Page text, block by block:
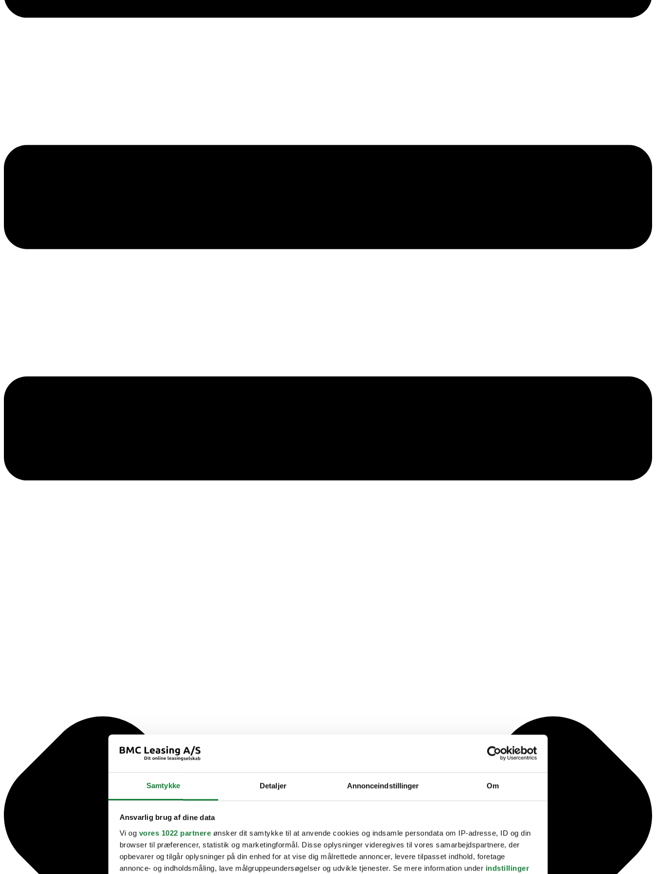
Samtykke Detaljer Annonceindstillinger Om
Ansvarlig brug af dine data
Vi og vores 1022 partnere ønsker dit samtykke til at anvende cookies og indsamle persondata om IP-adresse, ID og din
browser til præferencer, statistik og marketingformål. Disse oplysninger videregives til vores samarbejdspartnere, der
opbevarer og tilgår oplysninger på din enhed for at vise dig målrettede annoncer, levere tilpasset indhold, foretage
annonce- og indholdsmåling, lave målgruppeundersøgelser og udvikle tjenester. Se mere information under indstillinger